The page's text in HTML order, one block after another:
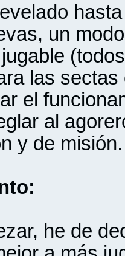
un
las
el
al
y de misión.
he de